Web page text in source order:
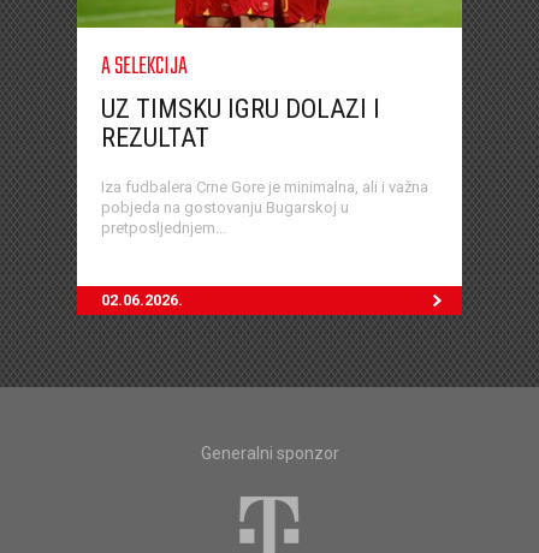
A SELEKCIJA
UZ TIMSKU IGRU DOLAZI I
REZULTAT
Iza fudbalera Crne Gore je minimalna, ali i važna
pobjeda na gostovanju Bugarskoj u
pretposljednjem...
02.06.2026.
Generalni sponzor